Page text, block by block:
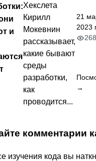
и
Хекслета
Кирилл
Мокевнин
рассказывает,
какие бывают
среды
разработки,
как
проводится...
21
2023
268
→
комментарии
изучения кода вы